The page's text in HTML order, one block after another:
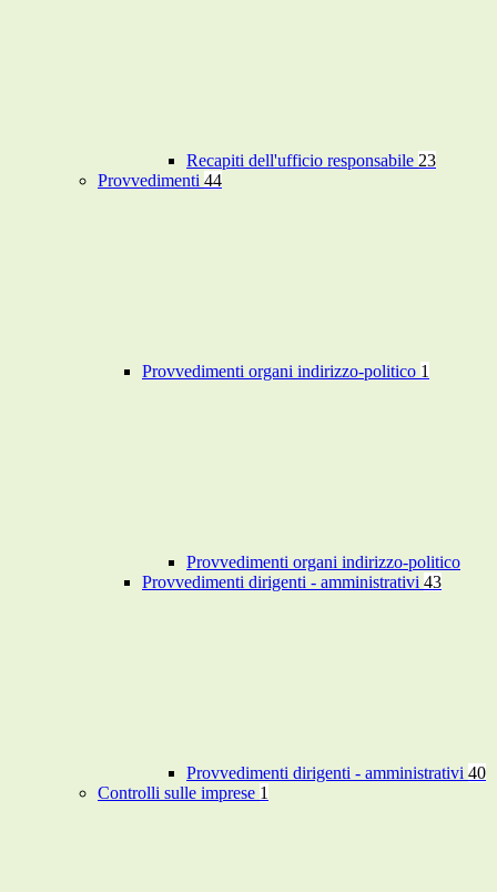
Recapiti dell'ufficio responsabile 23
Provvedimenti 44
Provvedimenti organi indirizzo-politico 1
Provvedimenti organi indirizzo-politico
Provvedimenti dirigenti - amministrativi 43
Provvedimenti dirigenti - amministrativi 40
Controlli sulle imprese 1